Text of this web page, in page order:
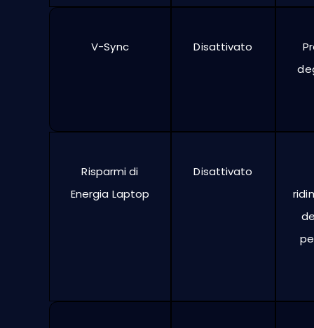
V-Sync Disattivato
Risparmi di
Energia Laptop
Disattivato